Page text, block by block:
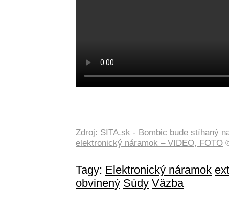
Zdroj: SITA.sk - Bombic bude stíhaný
elektronický náramok – VIDEO, FOTO
Tagy: Elektronický náramok
obvinený Súdy Väzba